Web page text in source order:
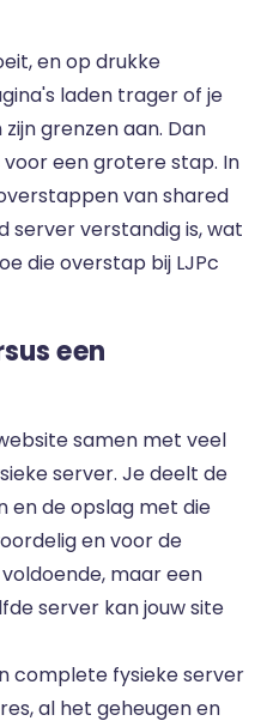
en op drukke
laden trager of je
grenzen aan. Dan
een grotere stap. In
van shared
server verstandig is, wat
die overstap bij LJPc
een
samen met veel
server. Je deelt de
en de opslag met die
en voor de
maar een
server kan jouw site
complete fysieke server
al het geheugen en